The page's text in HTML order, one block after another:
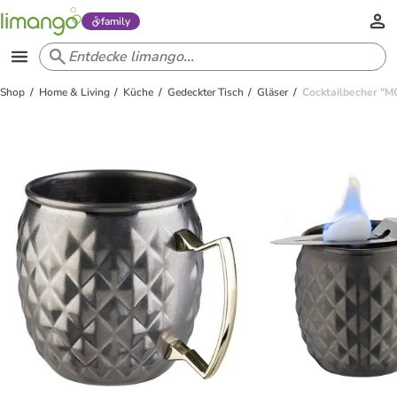
family
Shop Home & Living Küche Gedeckter Tisch Gläser Cocktailbecher